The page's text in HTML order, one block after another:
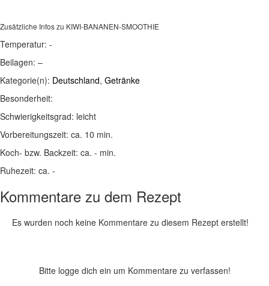
Zusätzliche Infos zu KIWI-BANANEN-SMOOTHIE
Temperatur: -
Beilagen: –
Kategorie(n): Deutschland, Getränke
Besonderheit:
Schwierigkeitsgrad: leicht
Vorbereitungszeit: ca. 10 min.
Koch- bzw. Backzeit: ca. - min.
Ruhezeit: ca. -
Kommentare zu dem Rezept
Es wurden noch keine Kommentare zu diesem Rezept erstellt!
Bitte logge dich ein um Kommentare zu verfassen!